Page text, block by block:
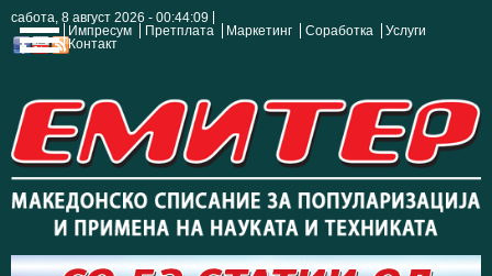
сабота, 8 август 2026 - 00:44:10
Импресум
Претплата Маркетинг Соработка
Услуги
Контакт